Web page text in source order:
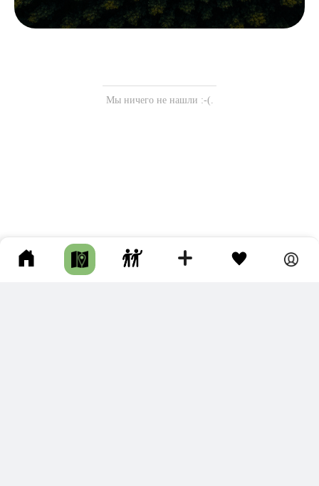
Мы ничего не нашли :-(.